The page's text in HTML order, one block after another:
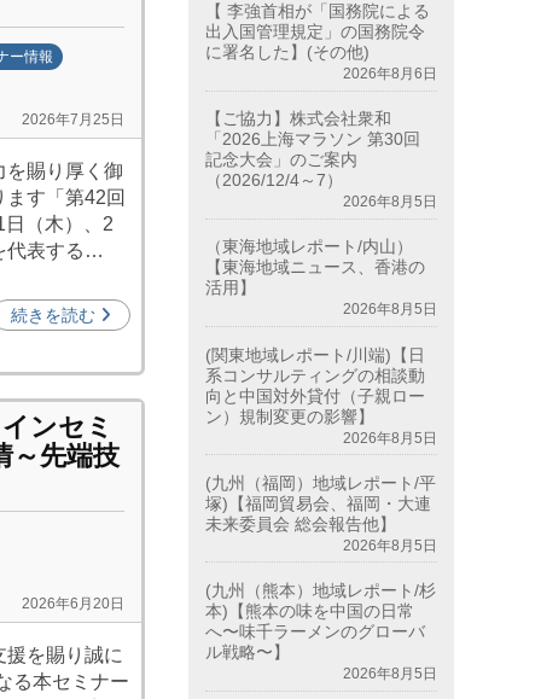
ー情報
2026年7月25日
を賜り厚く御
す「第42回
（木）、2
代表する…
続きを読む
ンセミ
～先端技
2026年6月20日
を賜り誠に
る本セミナー
【 李強首相が「国務院による
出入国管理規定」の国務院令
に署名した】(その他)
2026年8月6日
【ご協力】株式会社衆和
「2026上海マラソン 第30回
記念大会」のご案内
（2026/12/4～7）
2026年8月5日
（東海地域レポート/内山）
【東海地域ニュース、香港の
活用】
2026年8月5日
(関東地域レポート/川端)【日
系コンサルティングの相談動
向と中国対外貸付（子親ロー
ン）規制変更の影響】
2026年8月5日
(九州（福岡）地域レポート/平
塚)【福岡貿易会、福岡・大連
未来委員会 総会報告他】
2026年8月5日
(九州（熊本）地域レポート/杉
本)【熊本の味を中国の日常
へ〜味千ラーメンのグローバ
ル戦略〜】
2026年8月5日